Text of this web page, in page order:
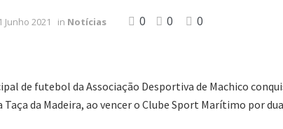
Junho 2021 in Notícias 0 0 0
de futebol da Associação Desportiva de Machico
Taça da Madeira, ao vencer o Clube Sport Marítimo por